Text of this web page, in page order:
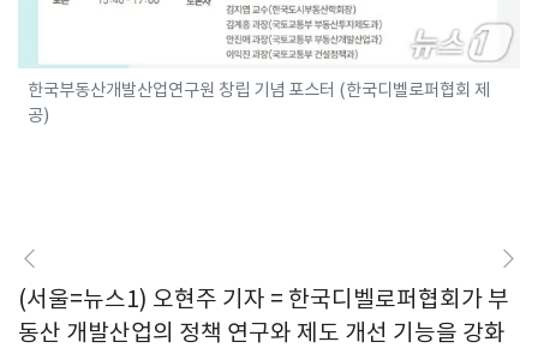
한국부동산개발산업연구원 창립 기념 포스터 (한국디벨로퍼협회 제
공)
(서울=뉴스1) 오현주 기자 = 한국디벨로퍼협회가 부
동산 개발산업의 정책 연구와 제도 개선 기능을 강화